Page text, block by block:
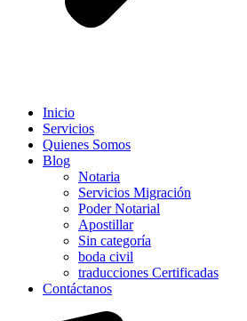
Inicio
Servicios
Quienes Somos
Blog
Notaria
Servicios Migración
Poder Notarial
Apostillar
Sin categoría
boda civil
traducciones Certificadas
Contáctanos